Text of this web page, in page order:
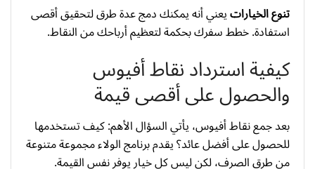
تنوع الخياراتيعني أنه يمكنك دمج عدة طرق لتحقيق أقصى
استفادة. خطط سفرك بحكمة لتعظيم أرباحك من النقاط.
كيفية استرداد نقاط أفيوس
والحصول على أقصى قيمة
بعد جمع نقاط أفيوس، يأتي السؤال الأهم: كيف تستخدمها
للحصول على أفضل عائد؟ يقدم برنامج الولاء مجموعة متنوعة
من طرق الصرف، لكن ليس كل خيار يوفر نفس القيمة.